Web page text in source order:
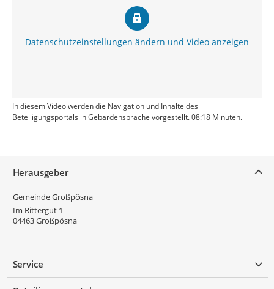
Datenschutzeinstellungen ändern und Video anzeigen
In diesem Video werden die Navigation und Inhalte des
Beteiligungsportals in Gebärdensprache vorgestellt. 08:18 Minuten.
Herausgeber
Gemeinde Großpösna
Im Rittergut 1
04463Großpösna
Service